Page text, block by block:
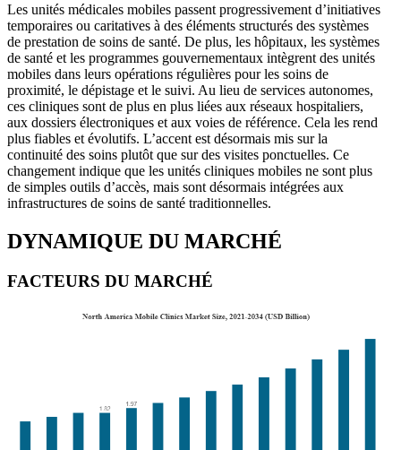
Les unités médicales mobiles passent progressivement d’initiatives
temporaires ou caritatives à des éléments structurés des systèmes
de prestation de soins de santé. De plus, les hôpitaux, les systèmes
de santé et les programmes gouvernementaux intègrent des unités
mobiles dans leurs opérations régulières pour les soins de
proximité, le dépistage et le suivi. Au lieu de services autonomes,
ces cliniques sont de plus en plus liées aux réseaux hospitaliers,
aux dossiers électroniques et aux voies de référence. Cela les rend
plus fiables et évolutifs. L’accent est désormais mis sur la
continuité des soins plutôt que sur des visites ponctuelles. Ce
changement indique que les unités cliniques mobiles ne sont plus
de simples outils d’accès, mais sont désormais intégrées aux
infrastructures de soins de santé traditionnelles.
DYNAMIQUE DU MARCHÉ
FACTEURS DU MARCHÉ